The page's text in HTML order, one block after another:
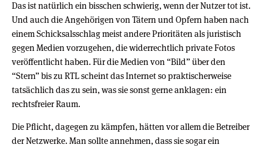
Das ist natürlich ein bisschen schwierig, wenn der Nutzer tot ist.
Und auch die Angehörigen von Tätern und Opfern haben nach
einem Schicksalsschlag meist andere Prioritäten als juristisch
gegen Medien vorzugehen, die widerrechtlich private Fotos
veröffentlicht haben. Für die Medien von “Bild” über den
“Stern” bis zu RTL scheint das Internet so praktischerweise
tatsächlich das zu sein, was sie sonst gerne anklagen: ein
rechtsfreier Raum.
Die Pflicht, dagegen zu kämpfen, hätten vor allem die Betreiber
der Netzwerke. Man sollte annehmen, dass sie sogar ein